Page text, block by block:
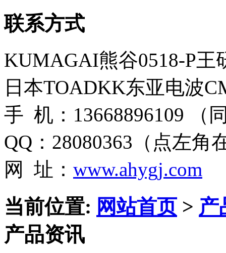
联系方式
KUMAGAI熊谷0518-P王
日本TOADKK东亚电波
手 机：13668896109 （
QQ：28080363（点左角
网 址： www.ahygj.com
当前位置: 网站首页> 产
产品资讯